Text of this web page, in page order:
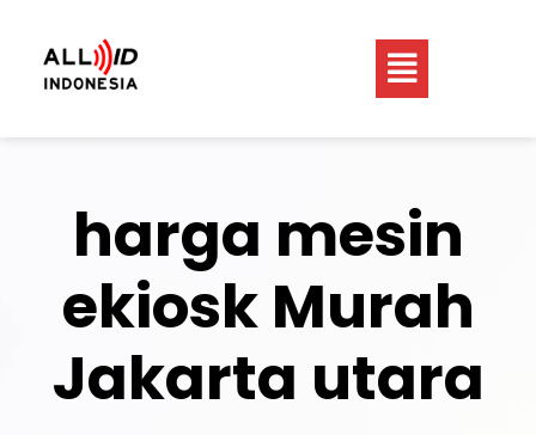
harga mesin
ekiosk Murah
Jakarta utara